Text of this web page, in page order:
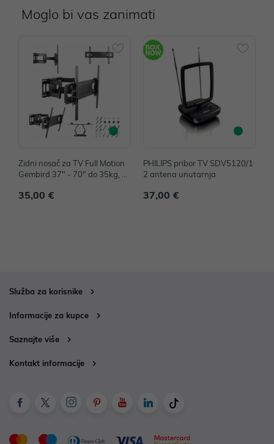
Moglo bi vas zanimati
Zidni nosač za TV Full Motion
Gembird 37" - 70" do 35kg, W
35,00 €
PHILIPS pribor TV SDV5120/1
2 antena unutarnja
37,00 €
Služba za korisnike
Informacije za kupce
Saznajte više
Kontakt informacije